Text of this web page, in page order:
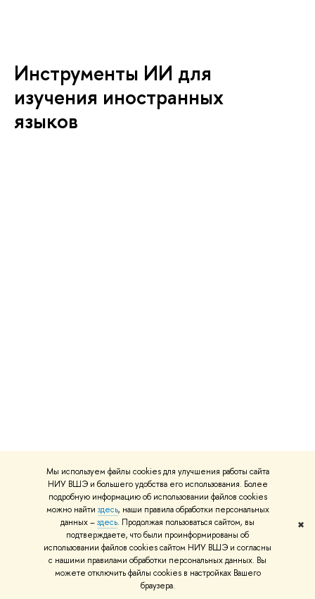
Мы используем файлы cookies для улучшения работы сайта
НИУ ВШЭ и большего удобства его использования. Более
подробную информацию об использовании файлов cookies
можно найти здесь, наши правила обработки персональных
данных –здесь. Продолжая пользоваться сайтом, вы
подтверждаете, что были проинформированы об
использовании файлов cookies сайтом НИУ ВШЭ и согласны
с нашими правилами обработки персональных данных. Вы
можете отключить файлы cookies в настройках Вашего
браузера.
✖
Инструменты ИИ для
изучения иностранных
языков